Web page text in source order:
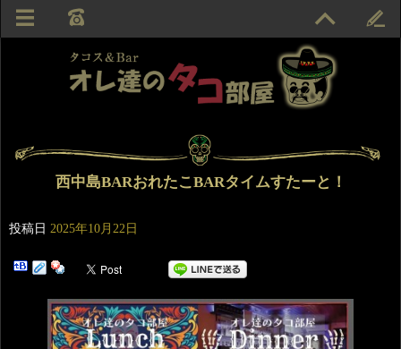
西中島BARおれたこBARタイムすたーと！
投稿日 2025年10月22日